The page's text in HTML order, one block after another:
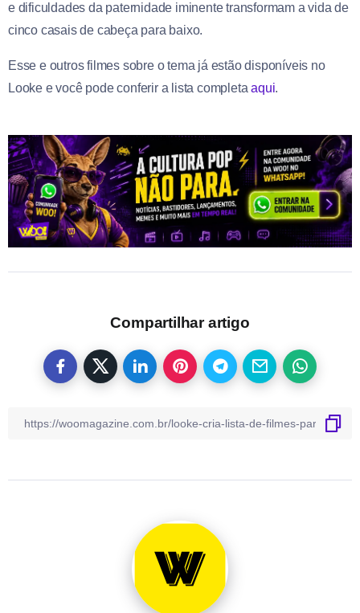
e dificuldades da paternidade iminente transformam a vida de
cinco casais de cabeça para baixo.
Esse e outros filmes sobre o tema já estão disponíveis no
Looke e você pode conferir a lista completaaqui.
Compartilhar artigo